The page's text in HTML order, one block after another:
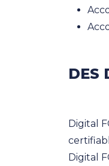
DES
Digital
Digital